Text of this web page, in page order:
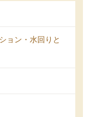
ョン・水回りと